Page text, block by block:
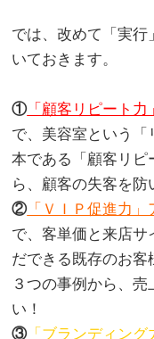
では、改めて「実
いておきます。
①「顧客リピート力
で、美容室という「
本である「顧客リピ
ら、顧客の失客を防
②「ＶＩＰ促進力」
で、客単価と来店サ
だできる既存のお
３つの事例から、
い！
③「ブランディング